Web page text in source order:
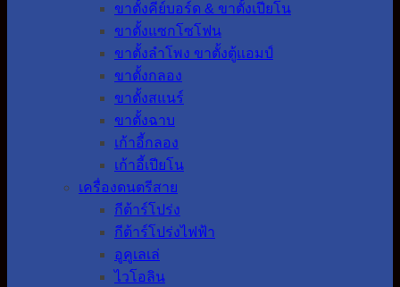
ขาตั้งคีย์บอร์ด & ขาตั้งเปียโน
ขาตั้งแซกโซโฟน
ขาตั้งลำโพง ขาตั้งตู้แอมป์
ขาตั้งกลอง
ขาตั้งสแนร์
ขาตั้งฉาบ
เก้าอี้กลอง
เก้าอี้เปียโน
เครื่องดนตรีสาย
กีต้าร์โปร่ง
กีต้าร์โปร่งไฟฟ้า
อูคูเลเล่
ไวโอลิน